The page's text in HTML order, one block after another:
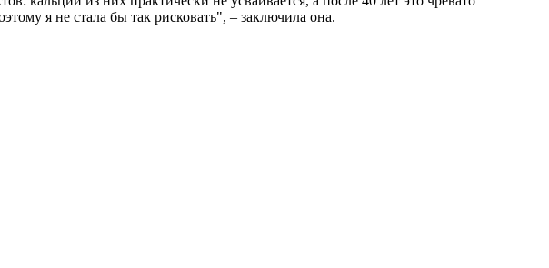
я не стала бы так рисковать", – заключила она.